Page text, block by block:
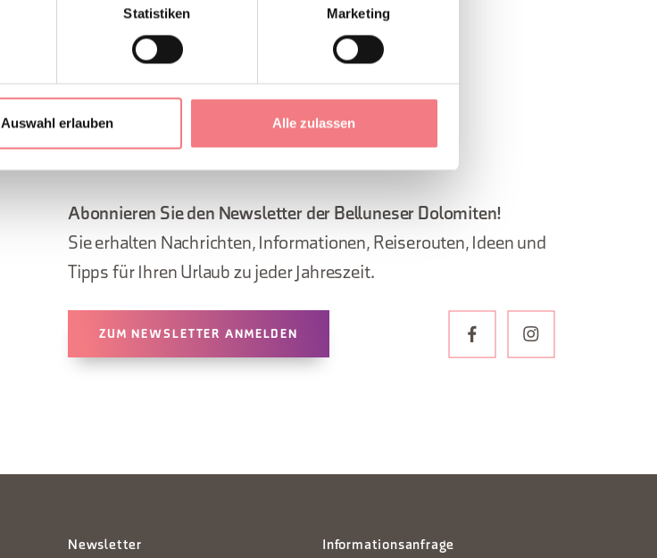
Statistiken Marketing
Auswahl erlauben Alle zulassen
Abonnieren Sie den Newsletter der Belluneser Dolomiten!
Sie erhalten Nachrichten, Informationen, Reiserouten, Ideen und
Tipps für Ihren Urlaub zu jeder Jahreszeit.
ZUM NEWSLETTER ANMELDEN
Newsletter Informationsanfrage